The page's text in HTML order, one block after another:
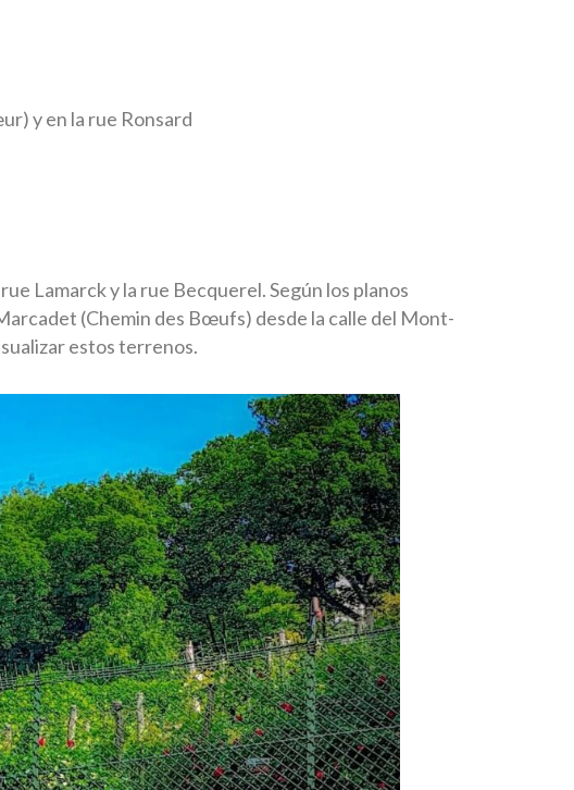
y en la rue Ronsard
Lamarck y la rue Becquerel. Según los planos
(Chemin des Bœufs) desde la calle del Mont-
estos terrenos.